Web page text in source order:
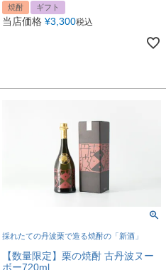
焼酎 ギフト
当店価格 ¥3,300税込
採れたての丹波栗で造る焼酎の「新酒」
【数量限定】栗の焼酎 古丹波ヌー
ボー720ml